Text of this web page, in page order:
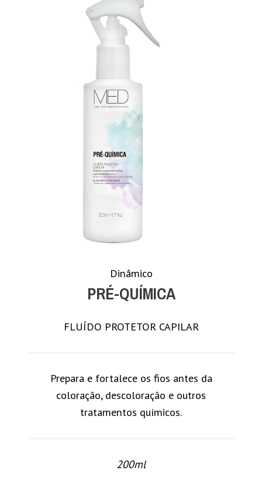
Dinâmico
PRÉ-QUÍMICA
FLUÍDO PROTETOR CAPILAR
Prepara e fortalece os fios antes da
coloração, descoloração e outros
tratamentos químicos.
200ml